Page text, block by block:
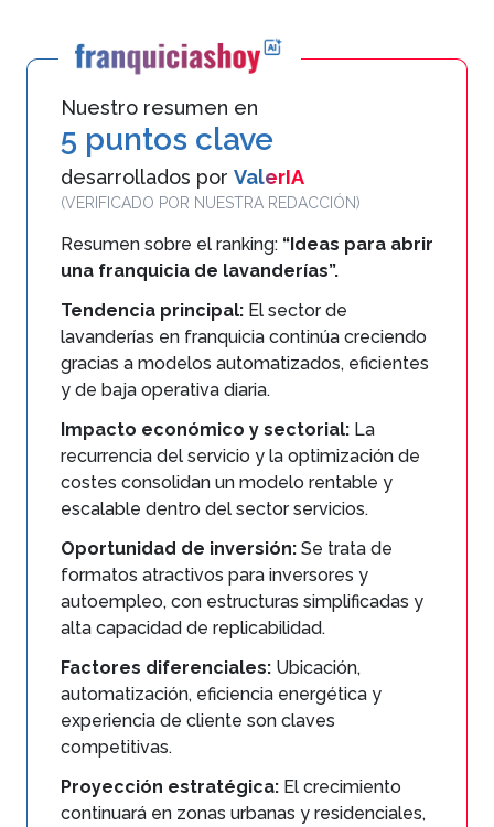
Nuestro resumen en
5 puntos clave
desarrollados por ValerIA
(VERIFICADO POR NUESTRA REDACCIÓN)
Resumen sobre el ranking: “Ideas para abrir
una franquicia de lavanderías”.
Tendencia principal: El sector de
lavanderías en franquicia continúa creciendo
gracias a modelos automatizados, eficientes
y de baja operativa diaria.
Impacto económico y sectorial: La
recurrencia del servicio y la optimización de
costes consolidan un modelo rentable y
escalable dentro del sector servicios.
Oportunidad de inversión: Se trata de
formatos atractivos para inversores y
autoempleo, con estructuras simplificadas y
alta capacidad de replicabilidad.
Factores diferenciales: Ubicación,
automatización, eficiencia energética y
experiencia de cliente son claves
competitivas.
Proyección estratégica: El crecimiento
continuará en zonas urbanas y residenciales,